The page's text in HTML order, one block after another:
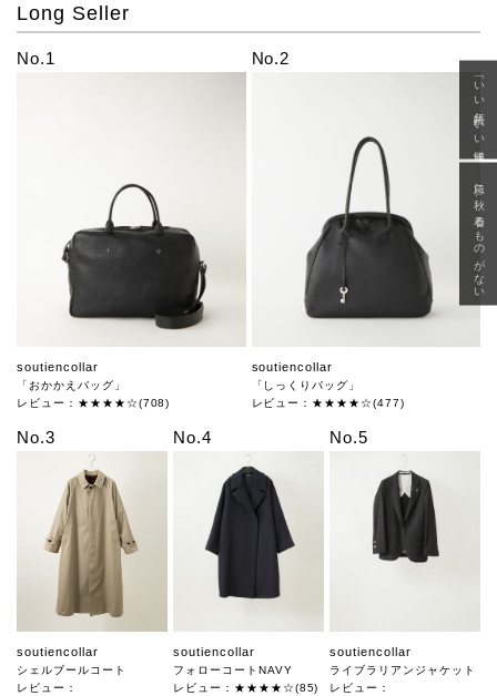
Long Seller
No.1
soutiencollar
「おかかえバッグ」
レビュー：★★★★☆(708)
No.2
soutiencollar
「しっくりバッグ」
レビュー：★★★★☆(477)
No.3
soutiencollar
シェルブールコート
レビュー：
No.4
soutiencollar
フォローコートNAVY
レビュー：★★★★☆(85)
No.5
soutiencollar
ライブラリアンジャケット
レビュー：
「いい年齢 いい洋服」
急に秋、着るものがない